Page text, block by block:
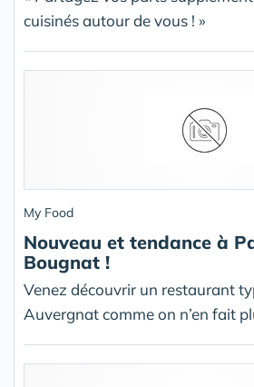
cuisinés autour de vous ! »
My Food
Nouveau et tendance à
Bougnat !
Venez découvrir un restaurant
Auvergnat comme on n’en fait